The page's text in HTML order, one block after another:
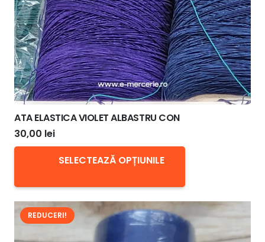
ATA ELASTICA VIOLET ALBASTRU CON
30,00 lei
SELECTEAZĂ OPȚIUNILE
are
mai
multe
variații.
REDUCERI!